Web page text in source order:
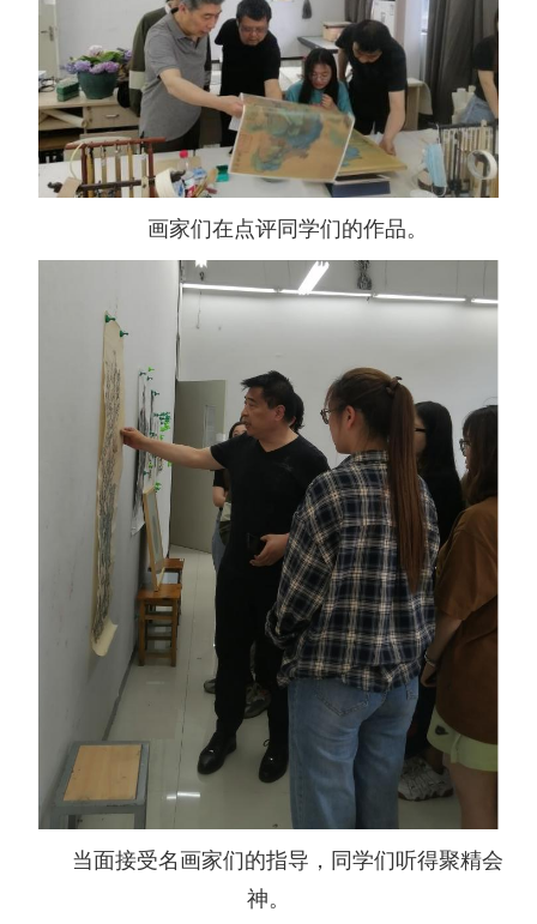
画家们在点评同学们的作品。
当面接受名画家们的指导，同学们听得聚精会
神。